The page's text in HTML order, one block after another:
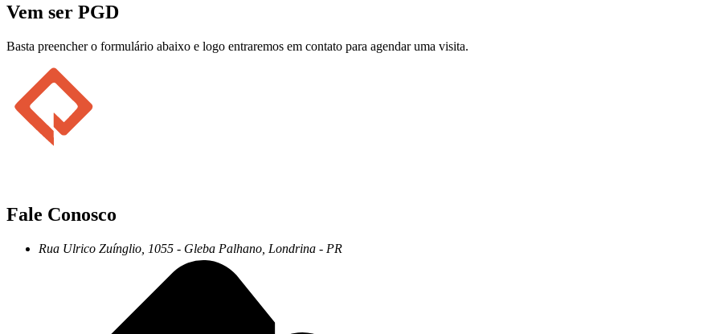
Vem ser PGD
Basta preencher o formulário abaixo e logo entraremos em contato para agendar uma visita.
Fale Conosco
Rua